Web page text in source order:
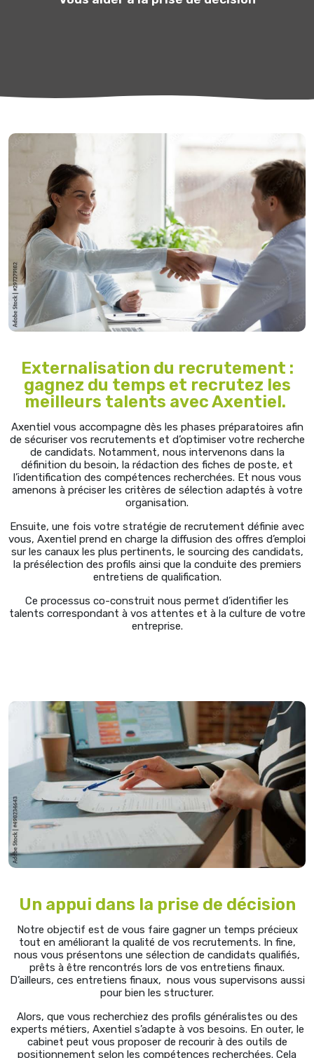
Externalisation du recrutement :
gagnez du temps et recrutez les
meilleurs talents avec Axentiel.
Axentiel vous accompagne dès les phases préparatoires afin
de sécuriser vos recrutements et d’optimiser votre recherche
de candidats. Notamment, nous intervenons dans la
définition du besoin, la rédaction des fiches de poste, et
l’identification des compétences recherchées. Et nous vous
amenons à préciser les critères de sélection adaptés à votre
organisation.
Ensuite, une fois votre stratégie de recrutement définie avec
vous, Axentiel prend en charge la diffusion des offres d’emploi
sur les canaux les plus pertinents, le sourcing des candidats,
la présélection des profils ainsi que la conduite des premiers
entretiens de qualification.
Ce processus co-construit nous permet d’identifier les
talents correspondant à vos attentes et à la culture de votre
entreprise.
Un appui dans la prise de décision
Notre objectif est de vous faire gagner un temps précieux
tout en améliorant la qualité de vos recrutements. In fine,
nous vous présentons une sélection de candidats qualifiés,
prêts à être rencontrés lors de vos entretiens finaux.
D’ailleurs, ces entretiens finaux, nous vous supervisons aussi
pour bien les structurer.
Alors, que vous recherchiez des profils généralistes ou des
experts métiers, Axentiel s’adapte à vos besoins. En outer, le
cabinet peut vous proposer de recourir à des outils de
positionnement selon les compétences recherchées. Cela